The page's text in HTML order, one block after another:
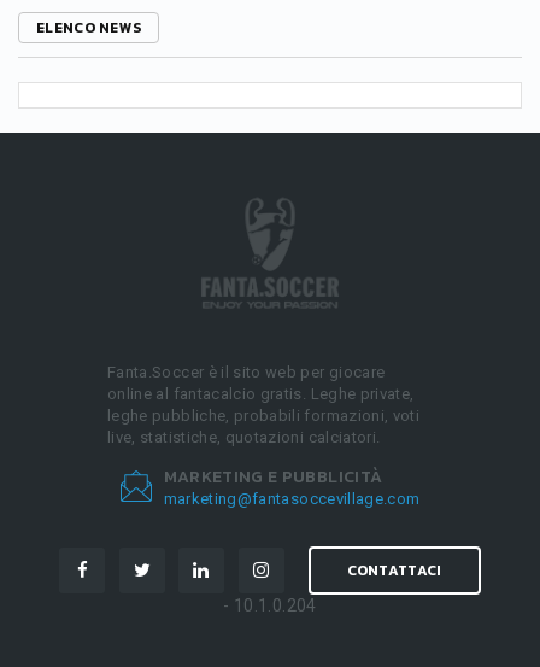
ELENCO NEWS
Fanta.Soccer è il sito web per giocare
online al fantacalcio gratis. Leghe private,
leghe pubbliche, probabili formazioni, voti
live, statistiche, quotazioni calciatori.
MARKETING E PUBBLICITÀ
marketing@fantasoccevillage.com
CONTATTACI
- 10.1.0.204